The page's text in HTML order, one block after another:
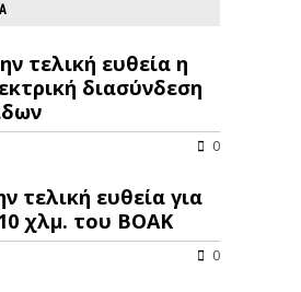
τελική ευθεία η
διασύνδεση
0
τελική ευθεία για
χλμ. του ΒΟΑΚ
0